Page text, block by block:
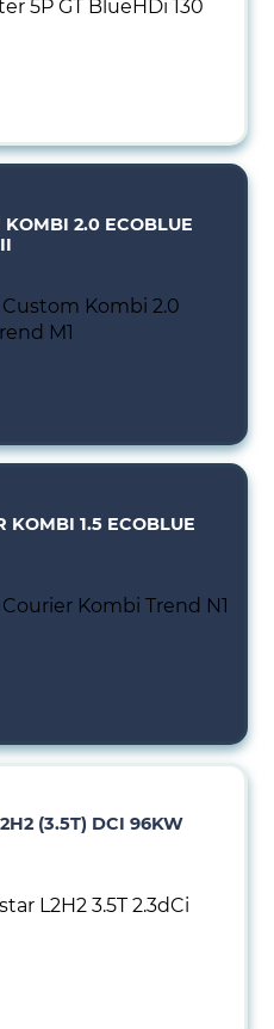
KOMBI 2.0 ECOBLUE
KOMBI 1.5 ECOBLUE
(3.5T) DCI 96KW